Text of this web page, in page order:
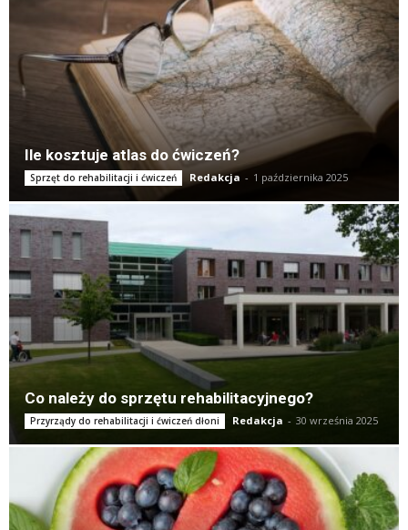
Ile kosztuje atlas do ćwiczeń?
Sprzęt do rehabilitacji i ćwiczeń Redakcja - 1 października 2025
Co należy do sprzętu rehabilitacyjnego?
Przyrządy do rehabilitacji i ćwiczeń dłoni Redakcja - 30 września 2025